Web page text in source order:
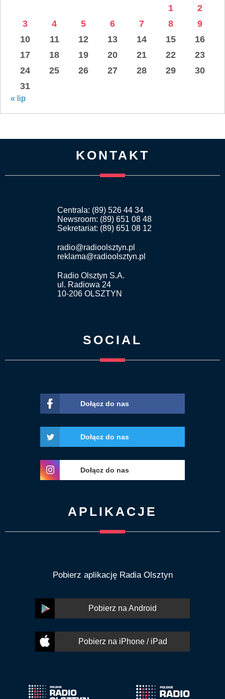
1
2
3
4 5 6 7 8
9
10
11 12 13 14 15
16
17
18 19 20 21 22
23
24
25 26 27 28 29
30
31
« lip
KONTAKT
Centrala: (89) 526 44 34
Newsroom: (89) 651 08 48
Sekretariat: (89) 651 08 12
radio@radioolsztyn.pl
reklama@radioolsztyn.pl
Radio Olsztyn S.A.
ul. Radiowa 24
10-206 OLSZTYN
SOCIAL
Dołącz do nas
Dołącz do nas
Dołącz do nas
APLIKACJE
Pobierz aplikację Radia Olsztyn
Pobierz na Android
Pobierz na iPhone / iPad